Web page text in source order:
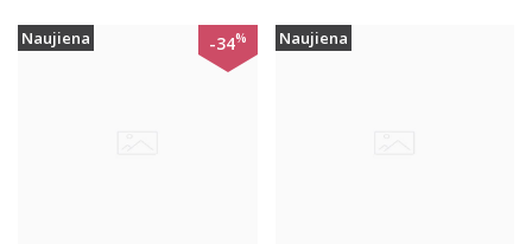
Naujiena -34% Naujiena